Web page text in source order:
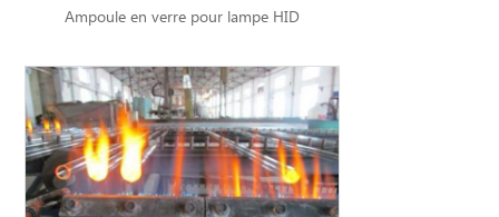
Ampoule en verre pour lampe HID